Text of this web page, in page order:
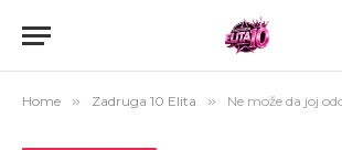
Home » Zadruga 10 Elita » Ne može da joj odoli: Aneli skočila na noge i Filipu